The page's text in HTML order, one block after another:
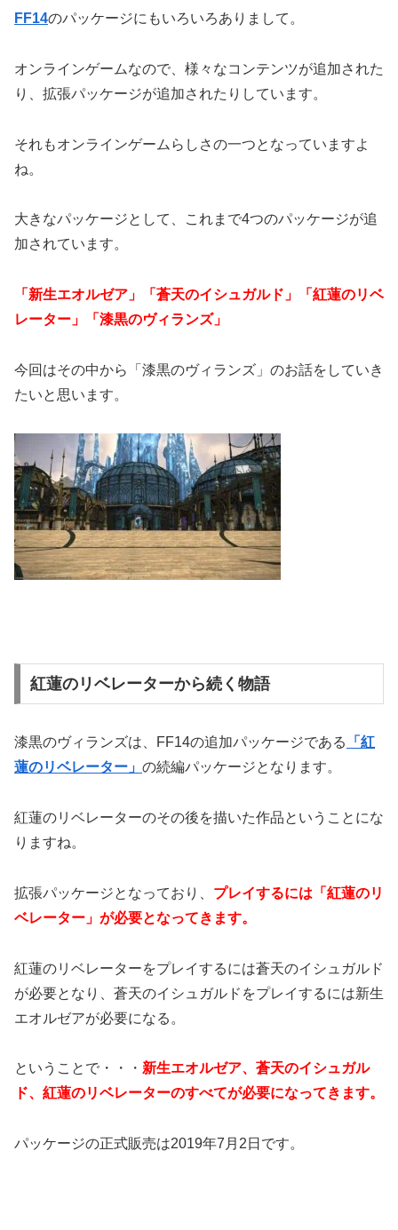
FF14のパッケージにもいろいろありまして。
オンラインゲームなので、様々なコンテンツが追加された
り、拡張パッケージが追加されたりしています。
それもオンラインゲームらしさの一つとなっていますよ
ね。
大きなパッケージとして、これまで4つのパッケージが追
加されています。
「新生エオルゼア」「蒼天のイシュガルド」「紅蓮のリベ
レーター」「漆黒のヴィランズ」
今回はその中から「漆黒のヴィランズ」のお話をしていき
たいと思います。
紅蓮のリベレーターから続く物語
漆黒のヴィランズは、FF14の追加パッケージである
「紅
蓮のリベレーター」 の続編パッケージとなります。
紅蓮のリベレーターのその後を描いた作品ということにな
りますね。
拡張パッケージとなっており、 プレイするには「紅蓮のリ
ベレーター」が必要となってきます。
紅蓮のリベレーターをプレイするには蒼天のイシュガルド
が必要となり、蒼天のイシュガルドをプレイするには新生
エオルゼアが必要になる。
ということで・・・ 新生エオルゼア、蒼天のイシュガル
ド、紅蓮のリベレーターのすべてが必要になってきます。
パッケージの正式販売は2019年7月2日です。